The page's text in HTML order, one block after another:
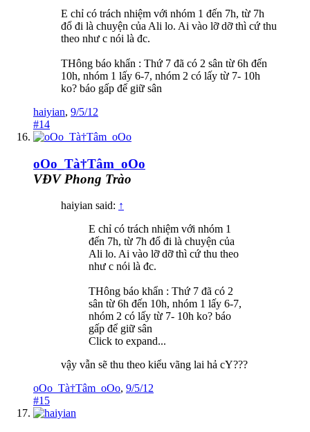
E chỉ có trách nhiệm với nhóm 1 đến 7h, từ 7h
đổ đi là chuyện của Ali lo. Ai vào lỡ dỡ thì cứ thu
theo như c nói là đc.
THông báo khẩn : Thứ 7 đã có 2 sân từ 6h đến
10h, nhóm 1 lấy 6-7, nhóm 2 có lấy từ 7- 10h
ko? báo gấp để giữ sân
haiyian, 9/5/12
#14
oOo_Tà†Tâm_oOo
VĐV Phong Trào
haiyian said: ↑
E chỉ có trách nhiệm với nhóm 1
đến 7h, từ 7h đổ đi là chuyện của
Ali lo. Ai vào lỡ dỡ thì cứ thu theo
như c nói là đc.
THông báo khẩn : Thứ 7 đã có 2
sân từ 6h đến 10h, nhóm 1 lấy 6-7,
nhóm 2 có lấy từ 7- 10h ko? báo
gấp để giữ sân
Click to expand...
vậy vẫn sẽ thu theo kiểu vãng lai hả cY???
oOo_Tà†Tâm_oOo, 9/5/12
#15